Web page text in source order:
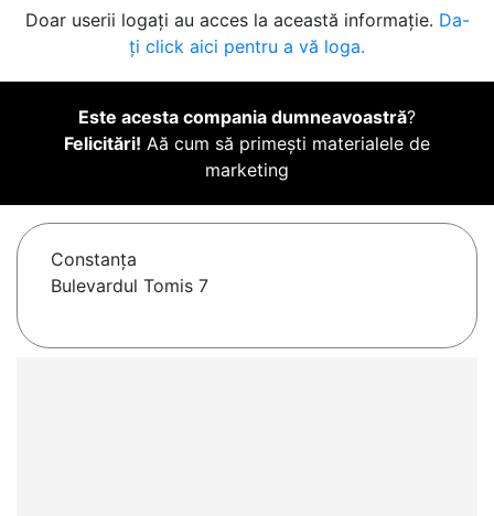
Doar userii logați au acces la această informație. Da-
ți click aici pentru a vă loga.
Este acesta compania dumneavoastră?
Felicitări! Aă cum să primești materialele de
marketing
Constanţa
Bulevardul Tomis 7